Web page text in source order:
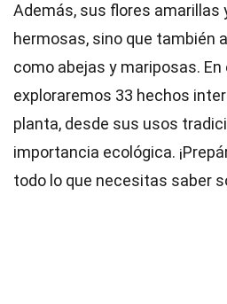
Además, sus flores amarillas
hermosas, sino que también
como abejas y mariposas.
exploraremos 33 hechos
planta, desde sus usos
importancia ecológica.
todo lo que necesitas saber